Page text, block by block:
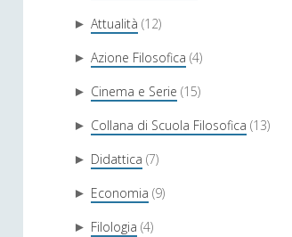
► Attualità (12)
► Azione Filosofica (4)
► Cinema e Serie (15)
► Collana di Scuola Filosofica (13)
► Didattica (7)
► Economia (9)
► Filologia (4)